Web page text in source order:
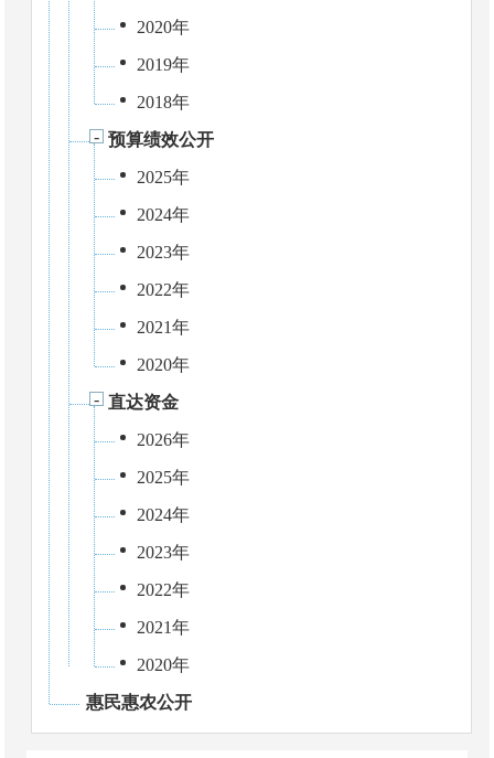
2020年
2019年
2018年
预算绩效公开
2025年
2024年
2023年
2022年
2021年
2020年
直达资金
2026年
2025年
2024年
2023年
2022年
2021年
2020年
惠民惠农公开